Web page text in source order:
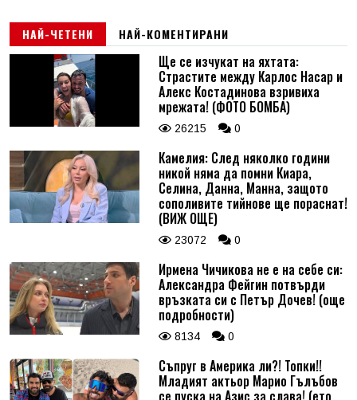
НАЙ-ЧЕТЕНИ НАЙ-КОМЕНТИРАНИ
Ще се изчукат на яхтата:
Страстите между Карлос Насар и
Алекс Костадинова взривиха
мрежата! (ФОТО БОМБА)
26215 0
Камелия: След няколко години
никой няма да помни Киара,
Селина, Данна, Манна, защото
сополивите тийнове ще пораснат!
(ВИЖ ОЩЕ)
23072 0
Ирмена Чичикова не е на себе си:
Александра Фейгин потвърди
връзката си с Петър Дочев! (още
подробности)
8134 0
Съпруг в Америка ли?! Топки!!
Младият актьор Марио Гълъбов
се пуска на Азис за слава! (ето